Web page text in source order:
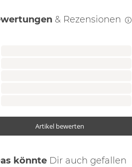
& Rezensionen
Artikel bewerten
könnte Dir auch gefallen